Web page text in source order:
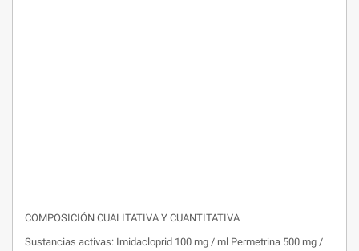
COMPOSICIÓN CUALITATIVA Y CUANTITATIVA
Sustancias activas: Imidacloprid 100 mg / ml Permetrina 500 mg /